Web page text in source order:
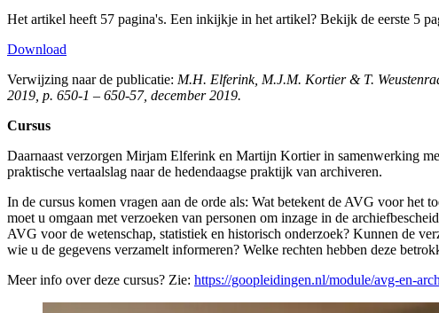
Het artikel heeft 57 pagina's. Een inkijkje in het artikel? Bekijk de eerste 5
Download
Verwijzing naar de publicatie: M.H. Elferink, M.J.M. Kortier & T.
2019, p. 650-1 – 650-57, december 2019.
Cursus
Daarnaast verzorgen Mirjam Elferink en Martijn Kortier in samenwerking
praktische vertaalslag naar de hedendaagse praktijk van archiveren.
In de cursus komen vragen aan de orde als: Wat betekent de AVG voor het
moet u omgaan met verzoeken van personen om inzage in de
AVG voor de wetenschap, statistiek en historisch onderzoek? Kunnen de
wie u de gegevens verzamelt informeren? Welke rechten hebben deze
Meer info over deze cursus? Zie: https://goopleidingen.nl/module/avg-en-